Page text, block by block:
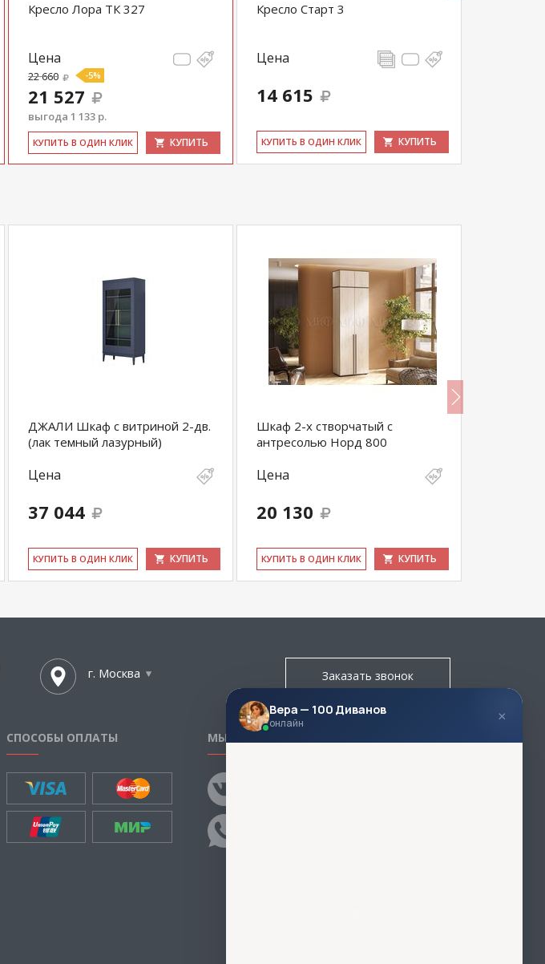
Кресло Лора ТК 327
Цена
22 660 -5%
21 527
выгода 1 133 р.
КУ­ПИТЬ В ОДИН КЛИК КУПИТЬ
Кресло Старт 3
Цена
14 615
КУ­ПИТЬ В ОДИН КЛИК КУПИТЬ
ДЖАЛИ Шкаф с витриной 2-дв.
(лак темный лазурный)
Цена
37 044
КУ­ПИТЬ В ОДИН КЛИК КУПИТЬ
Шкаф 2-х створчатый с
антресолью Норд 800
Цена
20 130
КУ­ПИТЬ В ОДИН КЛИК КУПИТЬ
г. Москва Заказать звонок
СПОСОБЫ ОПЛАТЫ МЫ В СОЦСЕТЯХ
Вера — 100 Диванов
онлайн ×